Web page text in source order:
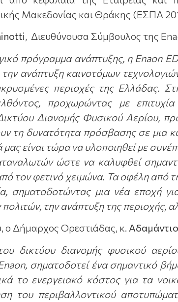
Μακεδονίας και Θράκης (ΕΣΠΑ
, Διευθύνουσα Σύμβουλος της
πρόγραμμα ανάπτυξης, η Enaon
ανάπτυξη καινοτόμων
περιοχές της Ελλάδας.
προχωρώντας με
Διανομής Φυσικού Αερίου,
τη δυνατότητα πρόσβασης σε μια
είναι τώρα να υλοποιηθεί με
ώστε να καλυφθεί
τον φετινό χειμώνα. Τα οφέλη από
σηματοδοτώντας μια νέα εποχή
την ανάπτυξη της περιοχής,
ο Δήμαρχος Ορεστιάδας, κ.
δικτύου διανομής φυσικού
σηματοδοτεί ένα σημαντικό
το ενεργειακό κόστος για τα
του περιβαλλοντικού